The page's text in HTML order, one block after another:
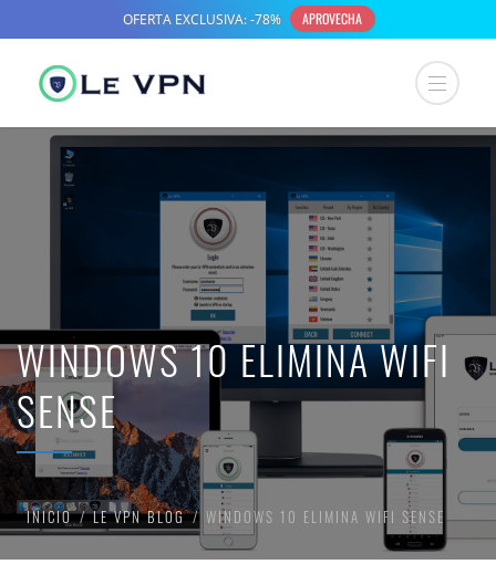
WINDOWS 10 ELIMINA WIFI
SENSE
INICIO LE VPN BLOG WINDOWS 10 ELIMINA WIFI SENSE